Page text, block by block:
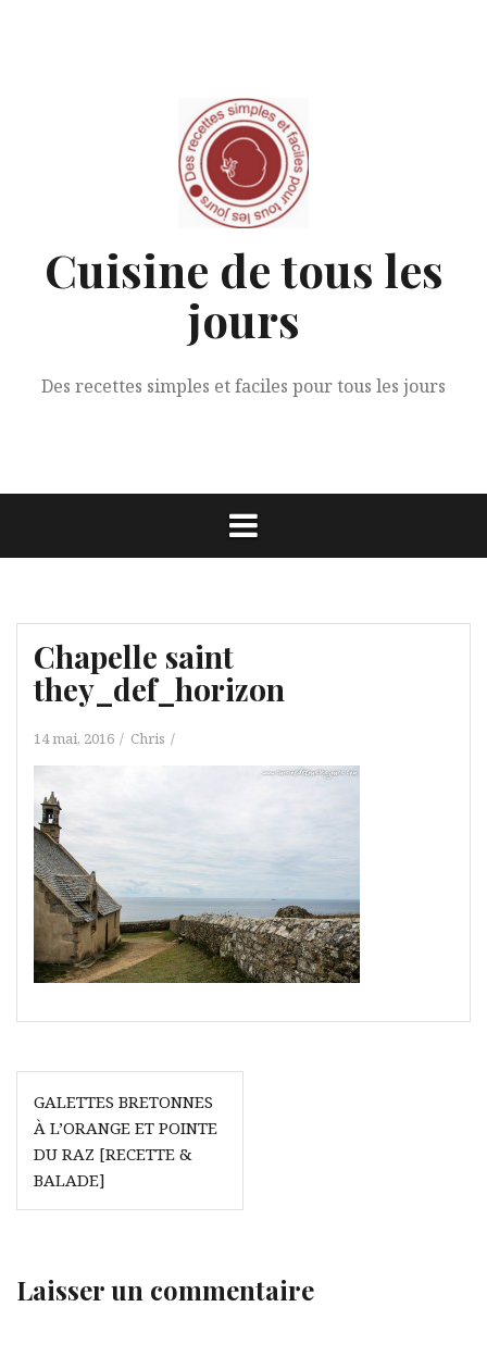
Cuisine de tous les
jours
Des recettes simples et faciles pour tous les jours
Chapelle saint
they_def_horizon
14 mai, 2016 Chris
Navigation
de
l’article
GALETTES BRETONNES
À L’ORANGE ET POINTE
DU RAZ [RECETTE &
BALADE]
Laisser un commentaire